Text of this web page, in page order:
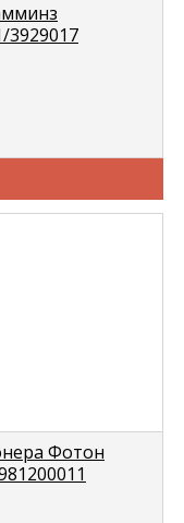
3929017
Фотон